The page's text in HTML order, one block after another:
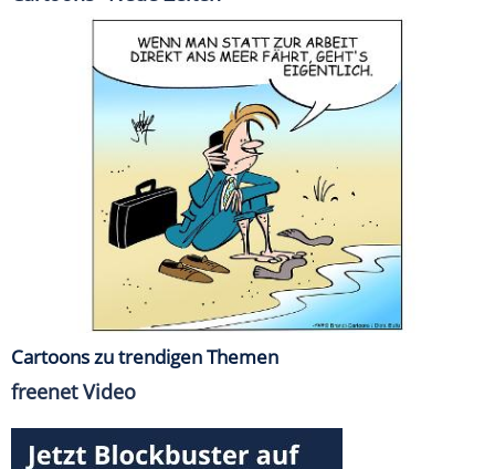
Cartoons zu trendigen Themen
freenet Video